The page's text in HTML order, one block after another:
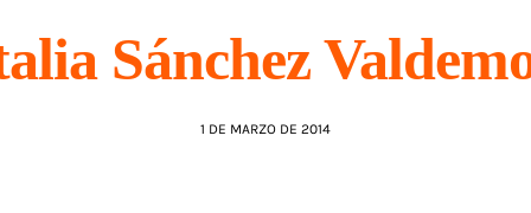
Sánchez
1 DE MARZO DE 2014